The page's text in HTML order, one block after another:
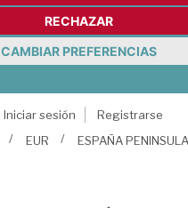
RECHAZAR
CAMBIAR PREFERENCIAS
Iniciar sesión
Registrarse
EUR ESPAÑA